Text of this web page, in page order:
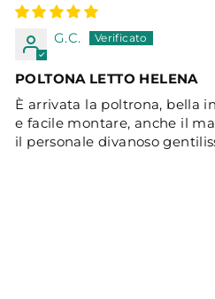
G.C.
POLTONA LETTO HELENA
È arrivata la poltrona, bella
e facile montare, anche il
il personale divanoso